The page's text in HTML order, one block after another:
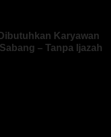
Dibutuhkan Karyawan
– Tanpa Ijazah